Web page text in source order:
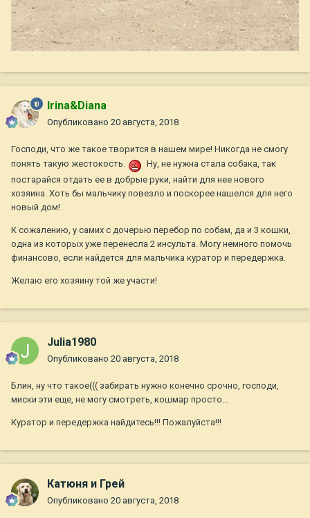
Irina&Diana
Опубликовано 20 августа, 2018
Господи, что же такое творится в нашем мире! Никогда не смогу
понять такую жестокость.
Ну, не нужна стала собака, так
постарайся отдать ее в добрые руки, найти для нее нового
хозяина. Хоть бы мальчику повезло и поскорее нашелся для него
новый дом!
К сожалению, у самих с дочерью перебор по собам, да и 3 кошки,
одна из которых уже перенесла 2 инсульта. Могу немного помочь
финансово, если найдется для мальчика куратор и передержка.
Желаю его хозяину той же участи!
Julia1980
Опубликовано 20 августа, 2018
Блин, ну что такое((( забирать нужно конечно срочно, господи,
миски эти еще, не могу смотреть, кошмар просто...
Куратор и передержка найдитесь!!! Пожалуйста!!!
Катюня и Грей
Опубликовано 20 августа, 2018